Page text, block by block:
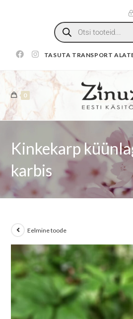
TASUTA TRANSPORT
0
Kinkekarp
karbis
Eelmine toode